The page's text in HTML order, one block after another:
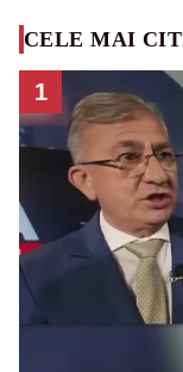
CELE MAI
1